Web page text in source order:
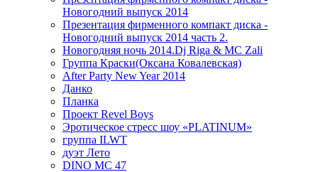
Новогодний выпуск 2014
Презентация фирменного компакт диска -
Новогодний выпуск 2014 часть 2.
Новогодняя ночь 2014.Dj Riga & MC Zali
Группа Краски(Оксана Ковалевская)
After Party New Year 2014
Данко
Планка
Проект Revel Boys
Эротическое стресс шоу «PLATINUM»
группа ILWT
дуэт Лето
DINO MC 47